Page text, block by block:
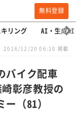
無料登録
リング AI・生成AI
2016/12/20 06:10 掲載
バイク配車
崎彰彦教授の
（81）